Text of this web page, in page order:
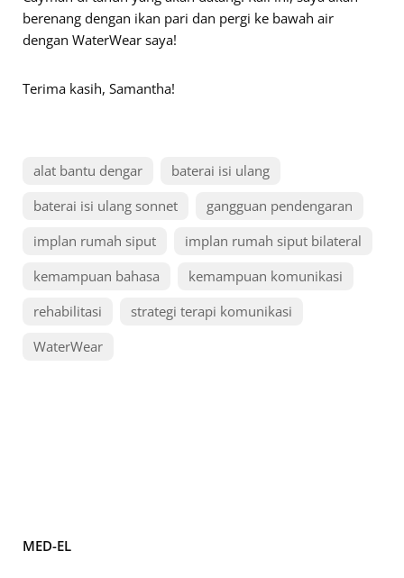
berenang dengan ikan pari dan pergi ke bawah air
dengan WaterWear saya!
Terima kasih, Samantha!
alat bantu dengar
baterai isi ulang
baterai isi ulang sonnet
gangguan pendengaran
implan rumah siput
implan rumah siput bilateral
kemampuan bahasa
kemampuan komunikasi
rehabilitasi
strategi terapi komunikasi
WaterWear
MED-EL